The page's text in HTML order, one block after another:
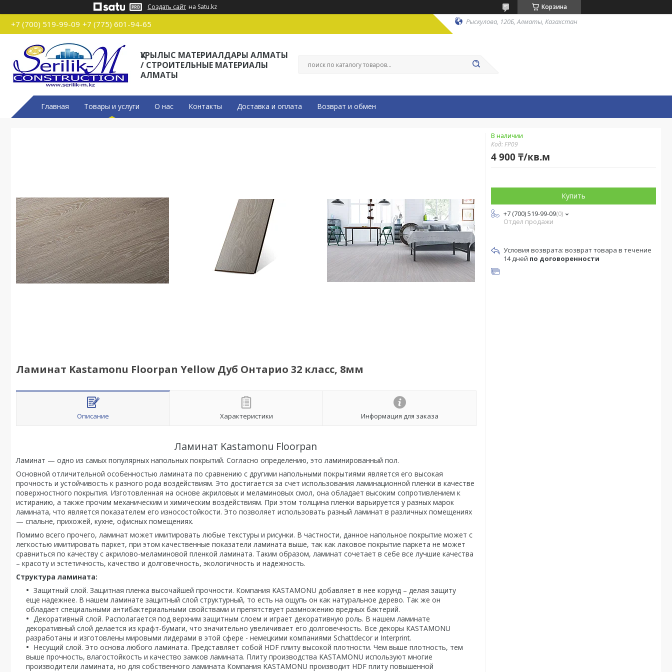
Создать сайт на Satu.kz Корзина
+7 (700) 519-99-09 +7 (775) 601-94-65 Рыскулова, 120Б, Алматы, Казахстан
ҚҰРЫЛЫС МАТЕРИАЛДАРЫ АЛМАТЫ
/ СТРОИТЕЛЬНЫЕ МАТЕРИАЛЫ
АЛМАТЫ
Главная Товары и услуги О нас Контакты Доставка и оплата Возврат и обмен
Ламинат Kastamonu Floorpan Yellow Дуб Онтарио 32 класс, 8мм
Описание Характеристики Информация для заказа
Ламинат Kastamonu Floorpan
Ламинат — одно из самых популярных напольных покрытий. Согласно определению, это ламинированный пол.
Основной отличительной особенностью ламината по сравнению с другими напольными покрытиями является его высокая
прочность и устойчивость к разного рода воздействиям. Это достигается за счет использования ламинационной пленки в качестве
поверхностного покрытия. Изготовленная на основе акриловых и меламиновых смол, она обладает высоким сопротивлением к
истиранию, а также прочим механическим и химическим воздействиям. При этом толщина пленки варьируется у разных марок
ламината, что является показателем его износостойкости. Это позволяет использовать разный ламинат в различных помещениях
— спальне, прихожей, кухне, офисных помещениях.
Помимо всего прочего, ламинат может имитировать любые текстуры и рисунки. В частности, данное напольное покрытие может с
легкостью имитировать паркет, при этом качественные показатели ламината выше, так как лаковое покрытие паркета не может
сравниться по качеству с акрилово-меламиновой пленкой ламината. Таким образом, ламинат сочетает в себе все лучшие качества
– красоту и эстетичность, качество и долговечность, экологичность и надежность.
Структура ламината:
Защитный слой. Защитная пленка высочайшей прочности. Компания KASTAMONU добавляет в нее корунд – делая защиту
еще надежнее. В нашем ламинате защитный слой структурный, то есть на ощупь он как натуральное дерево. Так же он
обладает специальными антибактериальными свойствами и препятствует размножению вредных бактерий.
Декоративный слой. Располагается под верхним защитным слоем и играет декоративную роль. В нашем ламинате
декоративный слой делается из крафт-бумаги, что значительно увеличивает его долговечность. Все декоры КASTAMONU
разработаны и изготовлены мировыми лидерами в этой сфере - немецкими компаниями Schattdecor и Interprint.
Несущий слой. Это основа любого ламината. Представляет собой HDF плиту высокой плотности. Чем выше плотность, тем
выше прочность, влагостойкость и качество замков ламината. Плиту производства KASTAMONU используют многие
производители ламината, но для собственного ламината Компания KASTAMONU производит HDF плиту повышенной
В наличии
Код:FP09
4 900 ₸/кв.м
Купить
+7 (700) 519-99-09 0
Отдел продажи
возврат товара в течение
14 дней по договоренности